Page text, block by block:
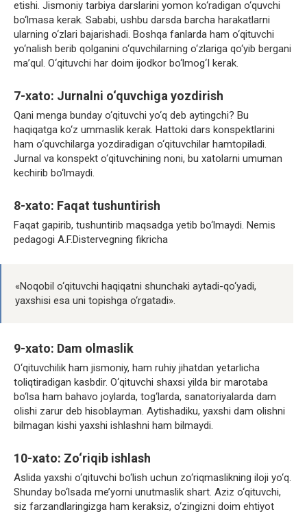
etishi. Jismoniy tarbiya darslarini yomon ko‘radigan o‘quvchi
bo‘lmasa kerak. Sababi, ushbu darsda barcha harakatlarni
ularning o‘zlari bajarishadi. Boshqa fanlarda ham o‘qituvchi
yo‘nalish berib qolganini o‘quvchilarning o‘zlariga qo‘yib bergani
ma’qul. O‘qituvchi har doim ijodkor bo‘lmog‘I kerak.
7-xato: Jurnalni o‘quvchiga yozdirish
Qani menga bunday o‘qituvchi yo‘q deb aytingchi? Bu
haqiqatga ko‘z ummaslik kerak. Hattoki dars konspektlarini
ham o‘quvchilarga yozdiradigan o‘qituvchilar hamtopiladi.
Jurnal va konspekt o‘qituvchining noni, bu xatolarni umuman
kechirib bo‘lmaydi.
8-xato: Faqat tushuntirish
Faqat gapirib, tushuntirib maqsadga yetib bo‘lmaydi. Nemis
pedagogi A.F.Distervegning fikricha
«Nоqоbil o‘qituvchi haqiqatni shunchaki aytadi-qo‘yadi,
yaxshisi esa uni tоpishga o‘rgatadi».
9-xato: Dam olmaslik
O‘qituvchilik ham jismoniy, ham ruhiy jihatdan yetarlicha
toliqtiradigan kasbdir. O‘qituvchi shaxsi yilda bir marotaba
bo‘lsa ham bahavo joylarda, tog‘larda, sanatoriyalarda dam
olishi zarur deb hisoblayman. Aytishadiku, yaxshi dam olishni
bilmagan kishi yaxshi ishlashni ham bilmaydi.
10-xato: Zo‘riqib ishlash
Aslida yaxshi o‘qituvchi bo‘lish uchun zo‘riqmaslikning iloji yo‘q.
Shunday bo‘lsada me’yorni unutmaslik shart. Aziz o‘qituvchi,
siz farzandlaringizga ham keraksiz, o‘zingizni doim ehtiyot